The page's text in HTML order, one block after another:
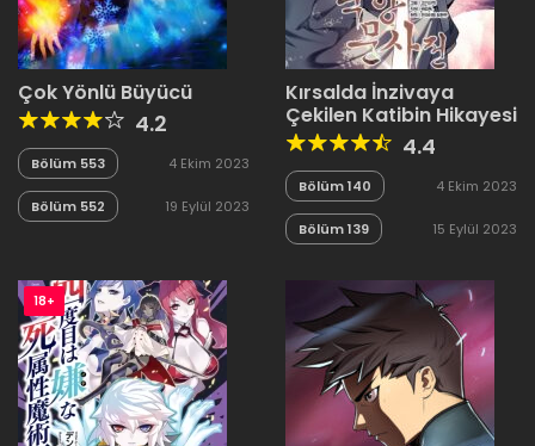
Çok Yönlü Büyücü
4.2
Bölüm 553 4 Ekim 2023
Bölüm 552 19 Eylül 2023
Kırsalda İnzivaya
Çekilen Katibin Hikayesi
4.4
Bölüm 140 4 Ekim 2023
Bölüm 139 15 Eylül 2023
18+